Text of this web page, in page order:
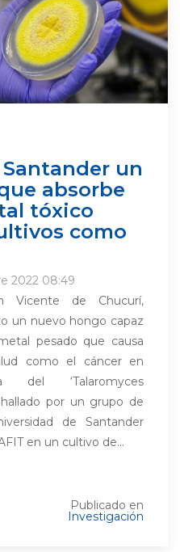
un
absorbe
tóxico
como
2022 08:49
Vicente de Chucurí,
un nuevo hongo capaz
pesado que causa
como el cáncer en
‘Talaromyces
por un grupo de
de Santander
en un cultivo de...
Publicado en
Investigación